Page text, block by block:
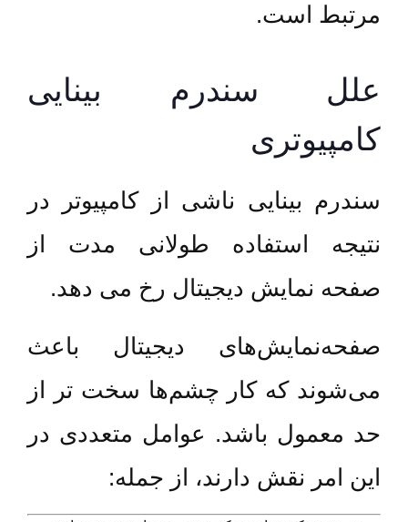
مرتبط است.
علل سندرم بینایی
کامپیوتری
سندرم بینایی ناشی از کامپیوتر در
نتیجه استفاده طولانی مدت از
صفحه نمایش دیجیتال رخ می دهد.
صفحه‌نمایش‌های دیجیتال باعث
می‌شوند که کار چشم‌ها سخت تر از
حد معمول باشد. عوامل متعددی در
این امر نقش دارند، از جمله: